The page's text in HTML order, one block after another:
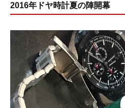
2016年ドヤ時計夏の陣開幕